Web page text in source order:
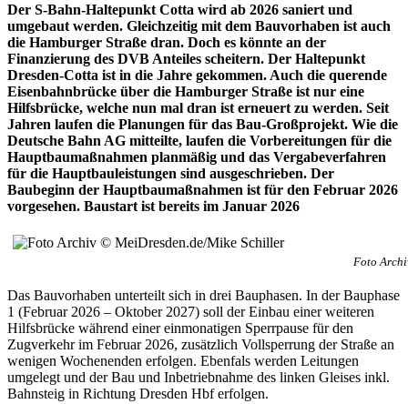
Der S-Bahn-Haltepunkt Cotta wird ab 2026 saniert und
umgebaut werden. Gleichzeitig mit dem Bauvorhaben ist auch
die Hamburger Straße dran. Doch es könnte an der
Finanzierung des DVB Anteiles scheitern. Der Haltepunkt
Dresden-Cotta ist in die Jahre gekommen. Auch die querende
Eisenbahnbrücke über die Hamburger Straße ist nur eine
Hilfsbrücke, welche nun mal dran ist erneuert zu werden. Seit
Jahren laufen die Planungen für das Bau-Großprojekt. Wie die
Deutsche Bahn AG mitteilte, laufen die Vorbereitungen für die
Hauptbaumaßnahmen planmäßig und das Vergabeverfahren
für die Hauptbauleistungen sind ausgeschrieben. Der
Baubeginn der Hauptbaumaßnahmen ist für den Februar 2026
vorgesehen. Baustart ist bereits im Januar 2026
Foto
Das Bauvorhaben unterteilt sich in drei Bauphasen. In der Bauphase
1 (Februar 2026 – Oktober 2027) soll der Einbau einer weiteren
Hilfsbrücke während einer einmonatigen Sperrpause für den
Zugverkehr im Februar 2026, zusätzlich Vollsperrung der Straße an
wenigen Wochenenden erfolgen. Ebenfals werden Leitungen
umgelegt und der Bau und Inbetriebnahme des linken Gleises inkl.
Bahnsteig in Richtung Dresden Hbf erfolgen.